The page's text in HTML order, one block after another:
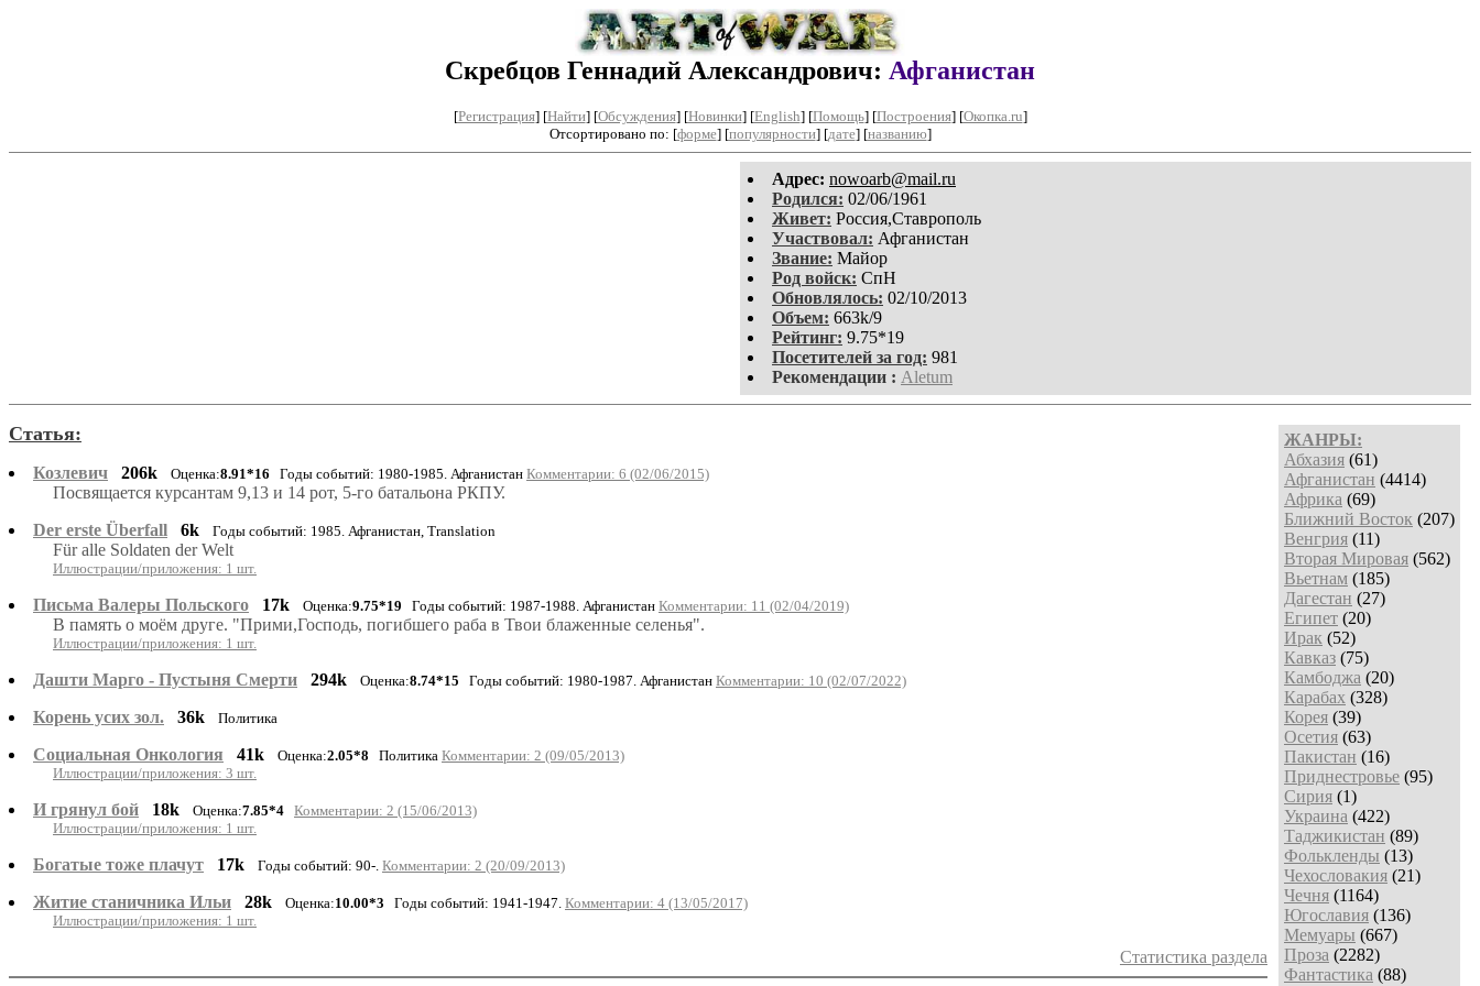
Скребцов Геннадий Александрович: Афганистан
[Регистрация] [Найти] [Обсуждения] [Новинки] [English] [Помощь] [Построения] [Окопка.ru]
Отсортировано по: [форме] [популярности] [дате] [названию]
Aдpeс: nowoarb@mail.ru
Родился: 02/06/1961
Живет: Россия,Ставрополь
Участвовал: Афганистан
Звание: Майор
Род войск: СпН
Обновлялось: 02/10/2013
Объем: 663k/9
Рейтинг: 9.75*19
Посетителей за год: 981
Рекомендации : Aletum
ЖАНРЫ:
Абхазия (61)
Афганистан (4414)
Африка (69)
Ближний Восток (207)
Венгрия (11)
Вторая Мировая (562)
Вьетнам (185)
Дагестан (27)
Египет (20)
Ирак (52)
Кавказ (75)
Камбоджа (20)
Карабах (328)
Корея (39)
Осетия (63)
Пакистан (16)
Приднестровье (95)
Сирия (1)
Украина (422)
Таджикистан (89)
Фолькленды (13)
Чехословакия (21)
Чечня (1164)
Югославия (136)
Мемуары (667)
Проза (2282)
Фантастика (88)
Статья:
Козлевич 206k Оценка:8.91*16 Годы событий: 1980-1985. Афганистан Комментарии: 6 (02/06/2015)
Посвящается курсантам 9,13 и 14 рот, 5-го батальона РКПУ.
Der erste Überfall
6k Годы событий: 1985. Афганистан, Translation
Für alle Soldaten der Welt
Иллюстрации/приложения: 1 шт.
Письма Валеры Польского 17k Оценка:9.75*19 Годы событий: 1987-1988. Афганистан Комментарии: 11 (02/04/2019)
В память о моём друге. "Прими,Господь, погибшего раба в Твои блаженные селенья".
Иллюстрации/приложения: 1 шт.
Дашти Марго - Пустыня Смерти 294k Оценка:8.74*15 Годы событий: 1980-1987. Афганистан Комментарии: 10 (02/07/2022)
Корень усих зол. 36k Политика
Социальная Онкология 41k Оценка:2.05*8 Политика Комментарии: 2 (09/05/2013)
Иллюстрации/приложения: 3 шт.
И грянул бой 18k Оценка:7.85*4 Комментарии: 2 (15/06/2013)
Иллюстрации/приложения: 1 шт.
Богатые тоже плачут 17k Годы событий: 90-. Комментарии: 2 (20/09/2013)
Житие станичника Ильи 28k Оценка:10.00*3 Годы событий: 1941-1947. Комментарии: 4 (13/05/2017)
Иллюстрации/приложения: 1 шт.
Статистика раздела